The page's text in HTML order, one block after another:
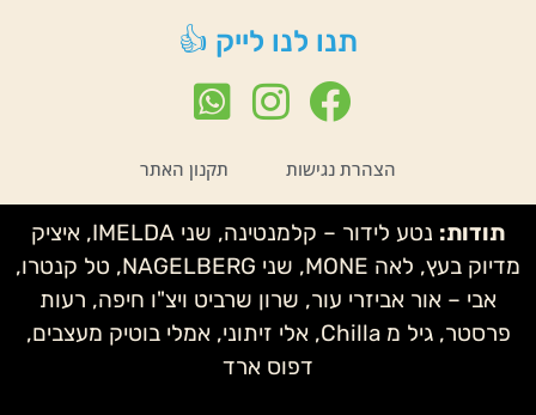
תנו לנו לייק 👍
הצהרת נגישות תקנון האתר
תודות:
נטע לידור – קלמנטינה, שני IMELDA, איציק
מדיוק בעץ, לאה MONE, שני NAGELBERG, טל קנטרו,
אבי – אור אביזרי עור, שרון שרביט ויצ"ו חיפה, רעות
פרסטר, גיל מ Chilla, אלי זיתוני, אמלי בוטיק מעצבים,
דפוס ארד